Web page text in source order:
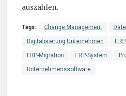
auszahlen.
Tags: Change Management
Digitalisierung Unternehmen
ERP-Migration ERP-System
Unternehmenssoftware